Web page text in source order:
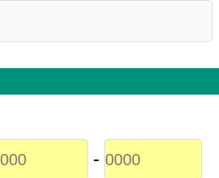
-